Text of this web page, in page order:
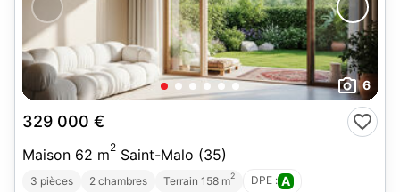
6
329 000 €
Maison 62 m2 Saint-Malo (35)
3 pièces 2 chambres Terrain 158 m2 DPE : A